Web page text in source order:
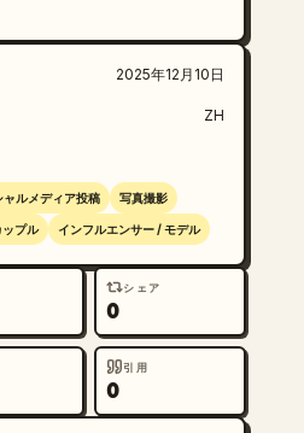
2025年12月10日
ZH
ャルメディア投稿 写真撮影
ップル インフルエンサー / モデル
シェア
0
引用
0